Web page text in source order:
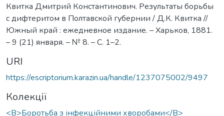
Квитка Дмитрий Константинович. Результаты борьбы
с дифтеритом в Полтавской губернии / Д.К. Квитка //
Южный край : ежедневное издание. – Харьков, 1881.
– 9 (21) января. – № 8. – С. 1–2.
URI
https://escriptorium.karazin.ua/handle/1237075002/9497
Колекції
<B>Боротьба з інфекційними хворобами</B>